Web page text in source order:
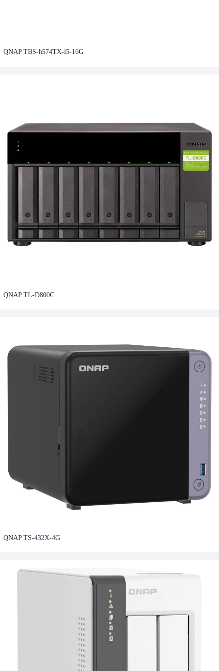
QNAP TBS-h574TX-i5-16G
QNAP TL-D800C
QNAP TS-432X-4G